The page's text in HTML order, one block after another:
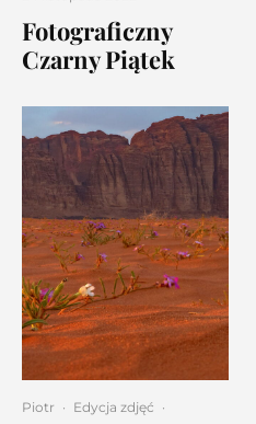
Fotograficzny
Czarny Piątek
Piotr · Edycja zdjęć ·